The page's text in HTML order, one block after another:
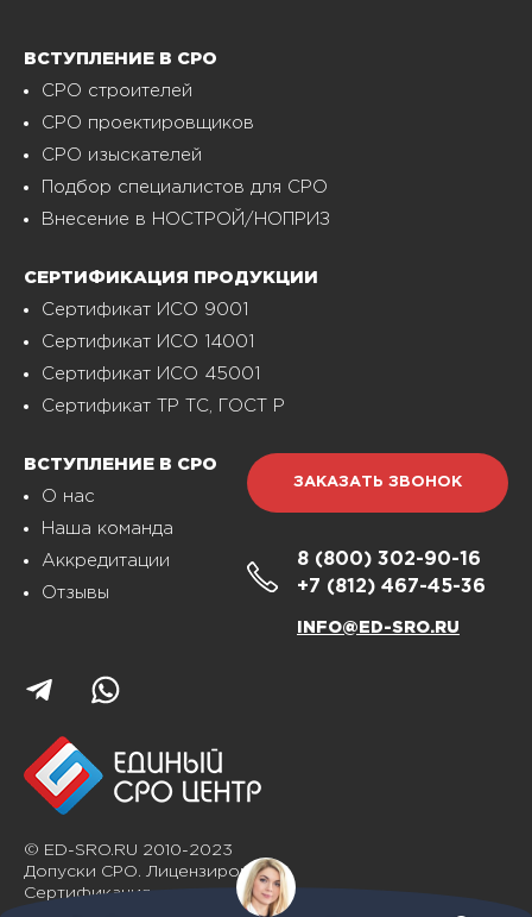
ВСТУПЛЕНИЕ В СРО
СРО строителей
СРО проектировщиков
СРО изыскателей
Подбор специалистов для СРО
Внесение в НОСТРОЙ/НОПРИЗ
СЕРТИФИКАЦИЯ ПРОДУКЦИИ
Сертификат ИСО 9001
Сертификат ИСО 14001
Сертификат ИСО 45001
Сертификат ТР ТС, ГОСТ Р
ВСТУПЛЕНИЕ В СРО
О нас
Наша команда
Аккредитации
Отзывы
ЗАКАЗАТЬ ЗВОНОК
8 (800) 302-90-16
+7 (812) 467-45-36
INFO@ED-SRO.RU
© ED-SRO.RU 2010-2023
Допуски СРО. Лицензирование.
Сертификация